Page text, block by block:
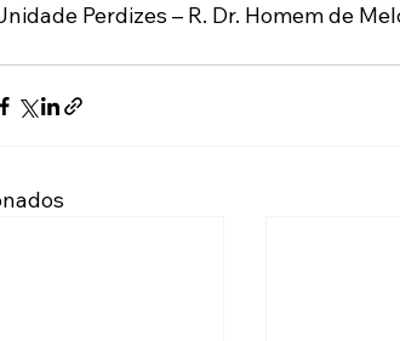
Perdizes – R. Dr. Homem de